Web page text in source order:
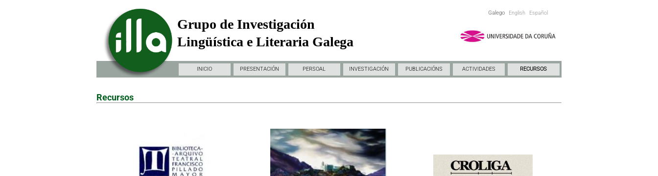
Galego English Español
Grupo de Investigación
Lingüística e Literaria Galega
INICIO PRESENTACIÓN PERSOAL INVESTIGACIÓN PUBLICACIÓNS ACTIVIDADES RECURSOS
Recursos